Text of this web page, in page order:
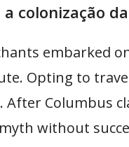
colonização
embarked
Opting to
Columbus
without